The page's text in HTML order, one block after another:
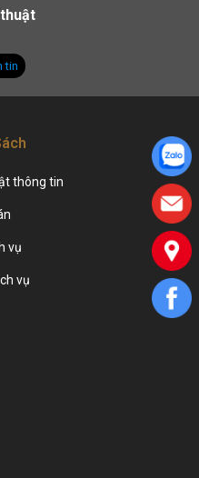
tin
thông tin
vụ
vụ